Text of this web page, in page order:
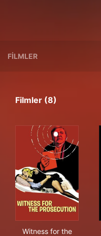
FILMLER
Filmler (8)
Witness for the